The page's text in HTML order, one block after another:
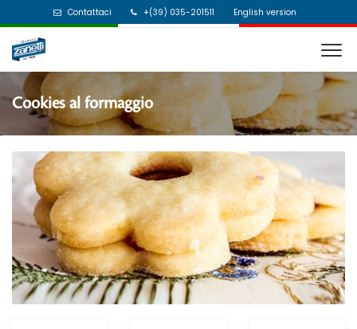
Contattaci +(39) 035-201511 English version
Cookies al formaggio